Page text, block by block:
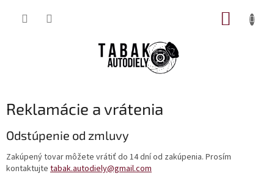
Reklamácie a vrátenia
Odstúpenie od zmluvy
Zakúpený tovar môžete vrátiť do 14 dní od zakúpenia. Prosím
kontaktujte tabak.autodiely@gmail.com